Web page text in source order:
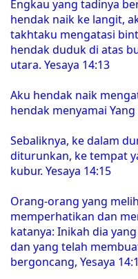
Engkau yang tadinya
hendak naik ke langit,
takhtaku mengatasi
hendak duduk di atas
utara. Yesaya 14:13
Aku hendak naik
hendak menyamai
Sebaliknya, ke dalam
diturunkan, ke tempat
kubur. Yesaya 14:15
Orang-orang yang
memperhatikan dan
katanya: Inikah dia
dan yang telah
bergoncang, Yesaya